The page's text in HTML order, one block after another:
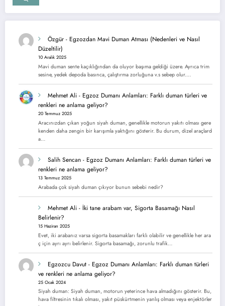
Özgür - Egzozdan Mavi Duman Atması (Nedenleri ve Nasıl
Düzeltilir)
10 Aralık 2025
Mavi duman sente kaçıklığından da oluyor başıma geldiği üzere. Ayrıca trim
sesine, yedek depoda basınca, çalıştırma zorluğuna v.s sebep olur.…
Mehmet Ali - Egzoz Dumanı Anlamları: Farklı duman türleri ve
renkleri ne anlama geliyor?
20 Temmuz 2025
Aracınızdan çıkan yoğun siyah duman, genellikle motorun yakıtı olması gere
kenden daha zengin bir karışımla yaktığını gösterir. Bu durum, dizel araçlard
a…
Salih Sencan - Egzoz Dumanı Anlamları: Farklı duman türleri ve
renkleri ne anlama geliyor?
13 Temmuz 2025
Arabada çok siyah duman çıkıyor bunun sebebi nedir?
Mehmet Ali - İki tane arabam var, Sigorta Basamağı Nasıl
Belirlenir?
15 Haziran 2025
Evet, iki arabanız varsa sigorta basamakları farklı olabilir ve genellikle her ara
ç için ayrı ayrı belirlenir. Sigorta basamağı, zorunlu trafik…
Egzozcu Davut - Egzoz Dumanı Anlamları: Farklı duman türleri
ve renkleri ne anlama geliyor?
25 Ocak 2024
Siyah duman: Siyah duman, motorun yeterince hava almadığını gösterir. Bu,
hava filtresinin tıkalı olması, yakıt püskürtmenin yanlış olması veya enjektörler